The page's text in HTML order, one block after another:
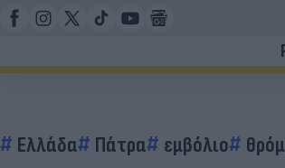
Ελλάδα Πάτρα εμβόλιο